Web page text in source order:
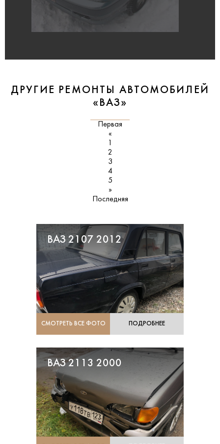
ДРУГИЕ РЕМОНТЫ АВТОМОБИЛЕЙ
«ВАЗ»
Первая
«
2
3
4
5
»
Последняя
ВАЗ 2107 2012
СМОТРЕТЬ ВСЕ ФОТО ПОДРОБНЕЕ
ВАЗ 2113 2000